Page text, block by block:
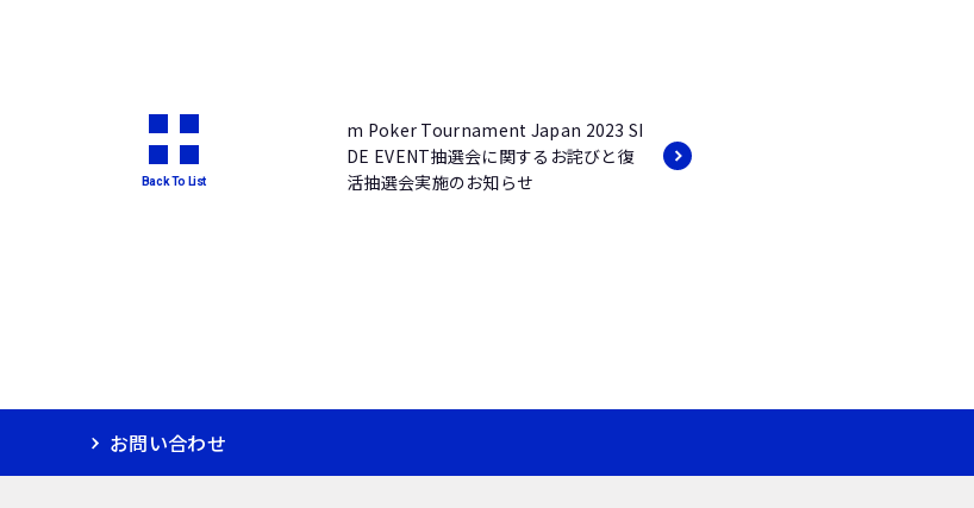
Back To List
m Poker Tournament Japan 2023 SI
DE EVENT抽選会に関するお詫びと復
活抽選会実施のお知らせ
お問い合わせ